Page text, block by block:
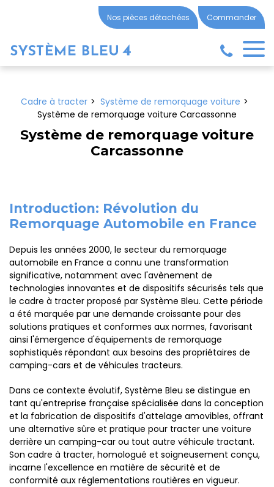
Commander
Nos pièces détachées
Cadre à tracter
Système de remorquage voiture
Système de remorquage voiture Carcassonne
Système de remorquage voiture
Carcassonne
Introduction: Révolution du
Remorquage Automobile en France
Depuis les années 2000, le secteur du remorquage
automobile en France a connu une transformation
significative, notamment avec l'avènement de
technologies innovantes et de dispositifs sécurisés tels que
le cadre à tracter proposé par Système Bleu. Cette période
a été marquée par une demande croissante pour des
solutions pratiques et conformes aux normes, favorisant
ainsi l'émergence d'équipements de remorquage
sophistiqués répondant aux besoins des propriétaires de
camping-cars et de véhicules tracteurs.
Dans ce contexte évolutif, Système Bleu se distingue en
tant qu'entreprise française spécialisée dans la conception
et la fabrication de dispositifs d'attelage amovibles, offrant
une alternative sûre et pratique pour tracter une voiture
derrière un camping-car ou tout autre véhicule tractant.
Son cadre à tracter, homologué et soigneusement conçu,
incarne l'excellence en matière de sécurité et de
conformité aux réglementations routières en vigueur.
Panneau de gestion des cookies